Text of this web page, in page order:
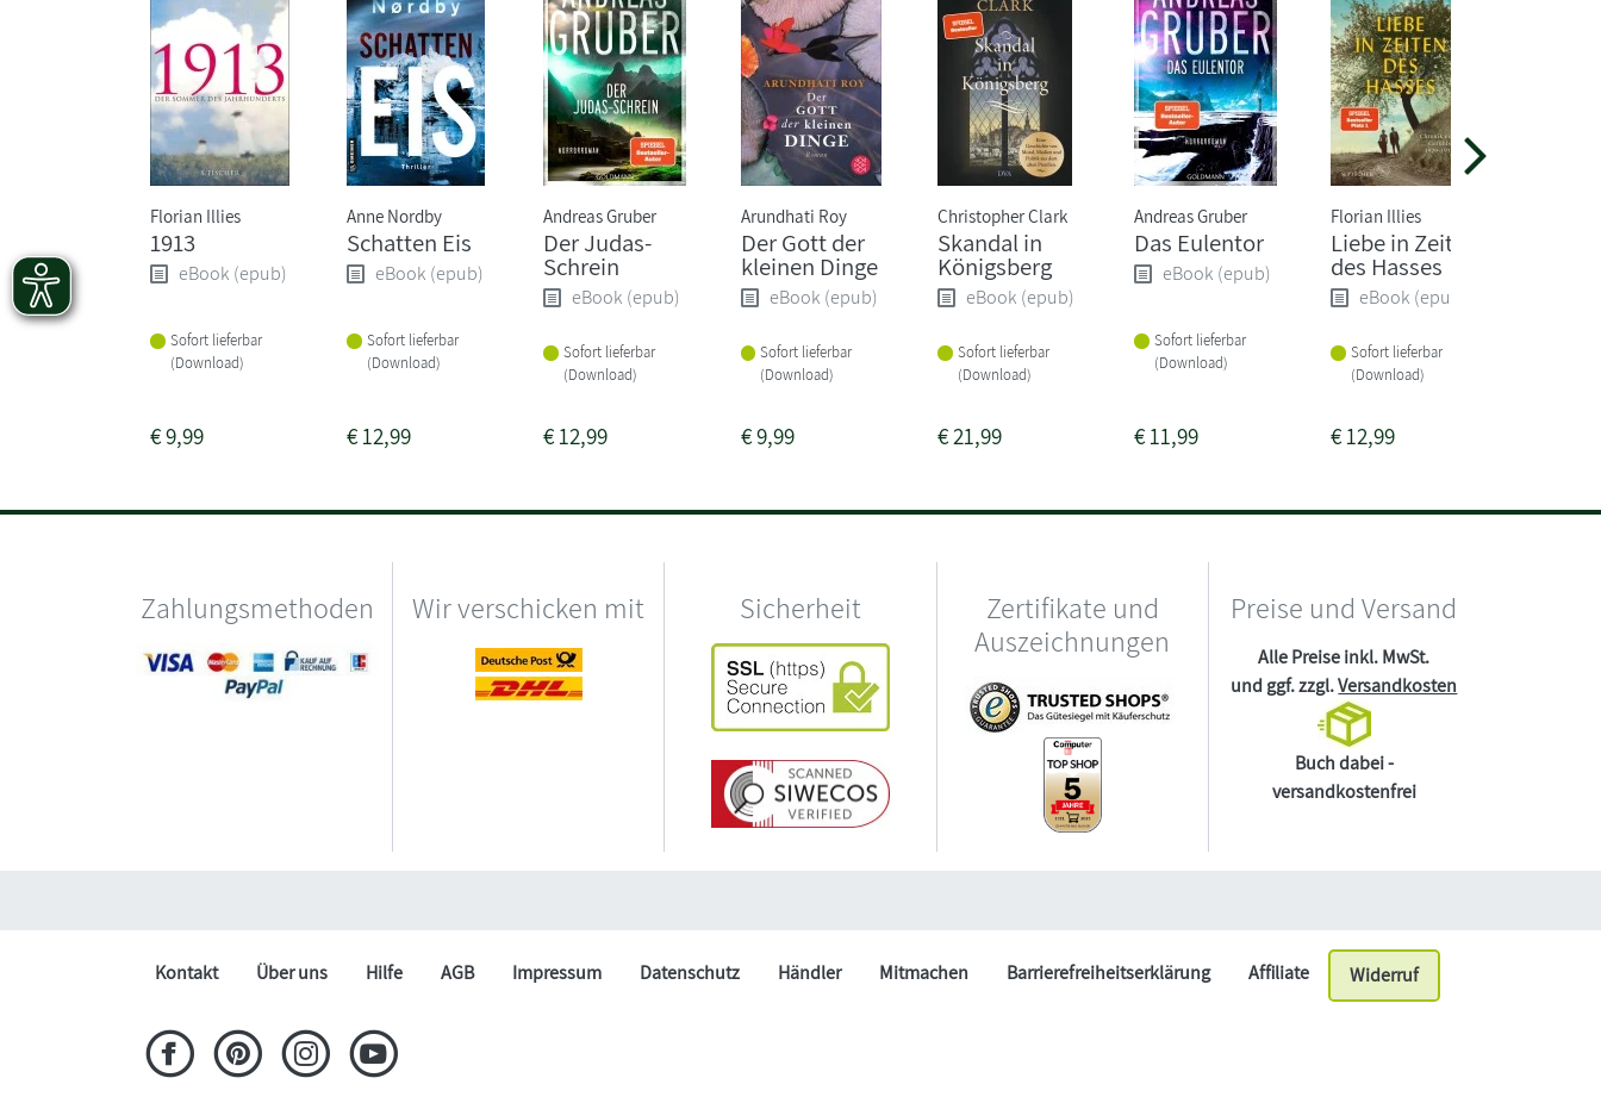
Florian Illies
1913
eBook (epub)
Sofort lieferbar
(Download)
€9,99
Anne Nordby
Schatten Eis
eBook (epub)
Sofort lieferbar
(Download)
€12,99
Andreas Gruber
Der Judas-
Schrein
eBook (epub)
Sofort lieferbar
(Download)
€12,99
Arundhati Roy
Der Gott der
kleinen Dinge
eBook (epub)
Sofort lieferbar
(Download)
€9,99
Christopher Clark
Skandal in
Königsberg
eBook (epub)
Sofort lieferbar
(Download)
€21,99
Andreas Gruber
Das Eulentor
eBook (epub)
Sofort lieferbar
(Download)
€11,99
Florian Illies
Liebe in Zeiten
des Hasses
eBook (epub)
Sofort lieferbar
(Download)
€12,99
Zahlungsmethoden Wir verschicken mit Sicherheit
Zertifikate und
Auszeichnungen
Preise und Versand
Alle Preise inkl. MwSt.
und ggf. zzgl.Versandkosten
Buch dabei -
versandkostenfrei
Kontakt Über uns Hilfe AGB Impressum Datenschutz Händler Mitmachen Barrierefreiheitserklärung Affiliate Widerruf